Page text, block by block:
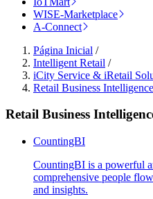
WISE-Marketplace
A-Connect
Página Inicial /
Intelligent Retail /
iCity Service & iRetail
Retail Business Intelligence
Retail Business
CountingBI
CountingBI is a powerful
comprehensive people
and insights.